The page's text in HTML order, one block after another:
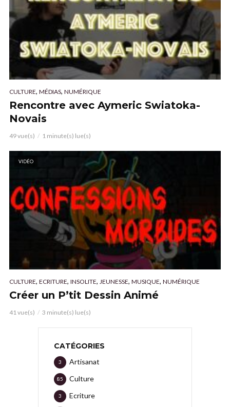
CULTURE, MÉDIAS, NUMÉRIQUE
Rencontre avec Aymeric Swiatoka-
Novais
49 vue(s) 1 minute(s) lue(s)
VIDÉO
CULTURE, ECRITURE, INSOLITE, JEUNESSE, MUSIQUE, NUMÉRIQUE
Créer un P’tit Dessin Animé
41 vue(s) 3 minute(s) lue(s)
CATÉGORIES
Artisanat
3
Culture
85
Ecriture
3